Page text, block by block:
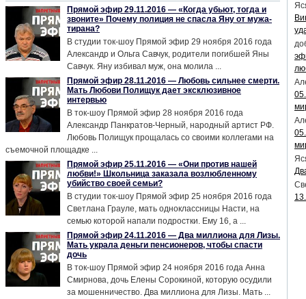
Прямой эфир 29.11.2016 — «Когда убьют, тогда и
звоните» Почему полиция не спасла Яну от мужа-
тирана?
В студии ток-шоу Прямой эфир 29 ноября 2016 года
Александр и Ольга Савчук, родители погибшей Яны
Савчук. Яну избивал муж, она молила ...
Прямой эфир 28.11.2016 — Любовь сильнее смерти.
Мать Любови Полищук дает эксклюзивное
интервью
В ток-шоу Прямой эфир 28 ноября 2016 года
Александр Панкратов-Черный, народный артист РФ.
Любовь Полищук прощалась со своими коллегами на
съемочной площадке ...
Прямой эфир 25.11.2016 — «Они против нашей
любви!» Школьница заказала возлюбленному
убийство своей семьи?
В студии ток-шоу Прямой эфир 25 ноября 2016 года
Светлана Грауле, мать одноклассницы Насти, на
семью которой напали подростки. Ему 16, а ...
Прямой эфир 24.11.2016 — Два миллиона для Лизы.
Мать украла деньги пенсионеров, чтобы спасти
дочь
В ток-шоу Прямой эфир 24 ноября 2016 года Анна
Смирнова, дочь Елены Сорокиной, которую осудили
за мошенничество. Два миллиона для Лизы. Мать ...